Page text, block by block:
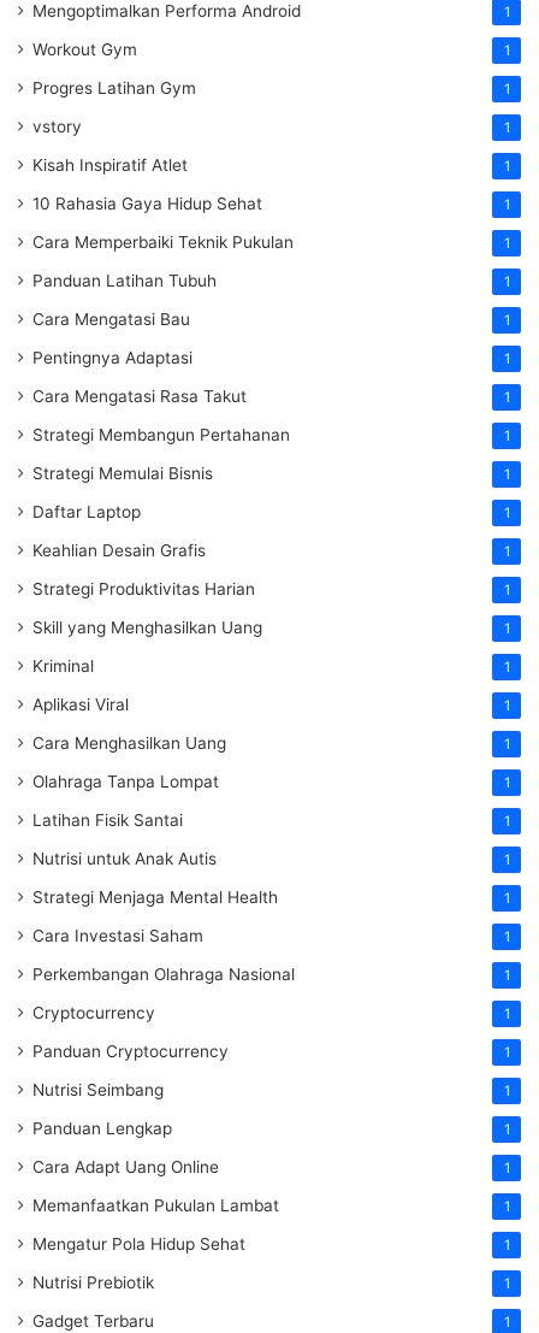
Mengoptimalkan Performa Android 1
Workout Gym 1
Progres Latihan Gym 1
vstory 1
Kisah Inspiratif Atlet 1
10 Rahasia Gaya Hidup Sehat 1
Cara Memperbaiki Teknik Pukulan 1
Panduan Latihan Tubuh 1
Cara Mengatasi Bau 1
Pentingnya Adaptasi 1
Cara Mengatasi Rasa Takut 1
Strategi Membangun Pertahanan 1
Strategi Memulai Bisnis 1
Daftar Laptop 1
Keahlian Desain Grafis 1
Strategi Produktivitas Harian 1
Skill yang Menghasilkan Uang 1
Kriminal 1
Aplikasi Viral 1
Cara Menghasilkan Uang 1
Olahraga Tanpa Lompat 1
Latihan Fisik Santai 1
Nutrisi untuk Anak Autis 1
Strategi Menjaga Mental Health 1
Cara Investasi Saham 1
Perkembangan Olahraga Nasional 1
Cryptocurrency 1
Panduan Cryptocurrency 1
Nutrisi Seimbang 1
Panduan Lengkap 1
Cara Adapt Uang Online 1
Memanfaatkan Pukulan Lambat 1
Mengatur Pola Hidup Sehat 1
Nutrisi Prebiotik 1
Gadget Terbaru 1